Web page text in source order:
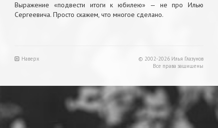
Выражение «подвести итоги к юбилею» — не про Илью
Сергеевича. Просто скажем, что многое сделано.
Наверх
© 2002-2026 Илья Глазунов
Все права защищены